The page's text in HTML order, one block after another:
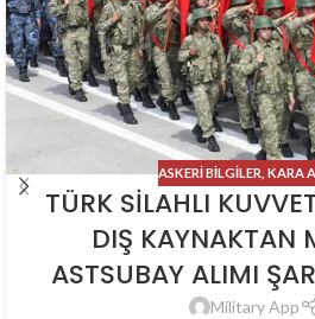
ASKERI BILGILER KARA
TÜRK SİLAHLI
DIŞ KAYNAKTAN
ASTSUBAY ALIMI
Military App